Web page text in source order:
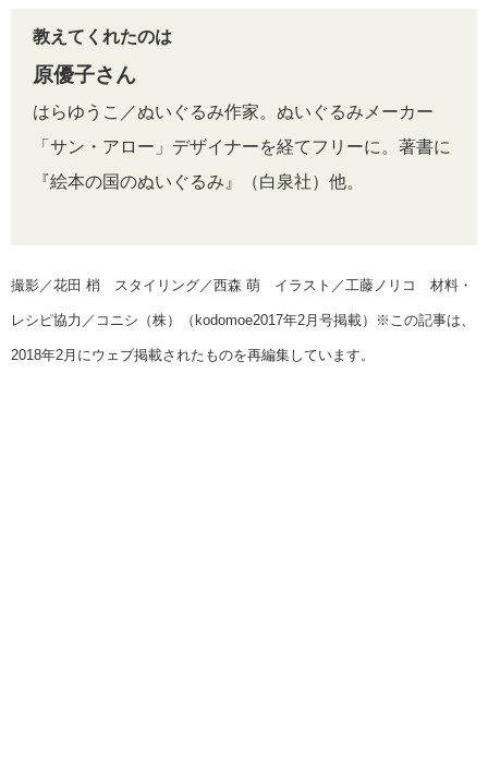
教えてくれたのは
原優子さん
はらゆうこ／ぬいぐるみ作家。ぬいぐるみメーカー
「サン・アロー」デザイナーを経てフリーに。著書に
『絵本の国のぬいぐるみ』（白泉社）他。
撮影／花田 梢 スタイリング／西森 萌 イラスト／工藤ノリコ 材料・
レシピ協力／コニシ（株）（kodomoe2017年2月号掲載）※この記事は、
2018年2月にウェブ掲載されたものを再編集しています。